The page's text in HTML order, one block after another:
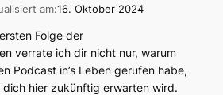
am:16. Oktober 2024
Folge der
verrate ich dir nicht nur, warum
Podcast in’s Leben gerufen habe,
dich hier zukünftig erwarten wird.